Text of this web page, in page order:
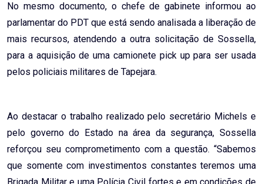
No mesmo documento, o chefe de gabinete informou ao
parlamentar do PDT que está sendo analisada a liberação de
mais recursos, atendendo a outra solicitação de Sossella,
para a aquisição de uma camionete pick up para ser usada
pelos policiais militares de Tapejara.
Ao destacar o trabalho realizado pelo secretário Michels e
pelo governo do Estado na área da segurança, Sossella
reforçou seu comprometimento com a questão. “Sabemos
que somente com investimentos constantes teremos uma